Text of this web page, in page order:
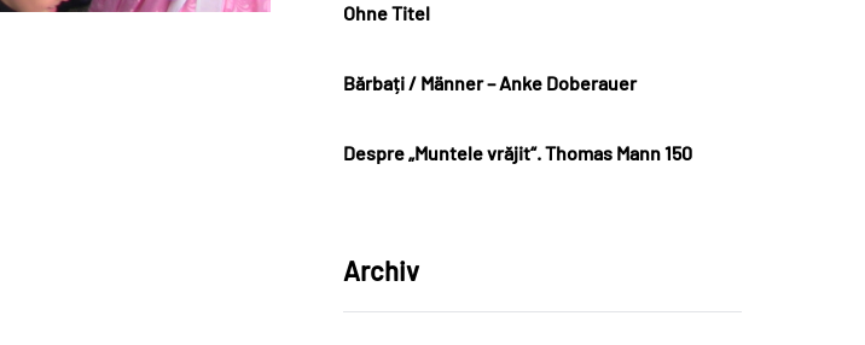
Ohne Titel
Bărbați / Männer – Anke Doberauer
Despre „Muntele vrăjit“. Thomas Mann 150
Archiv